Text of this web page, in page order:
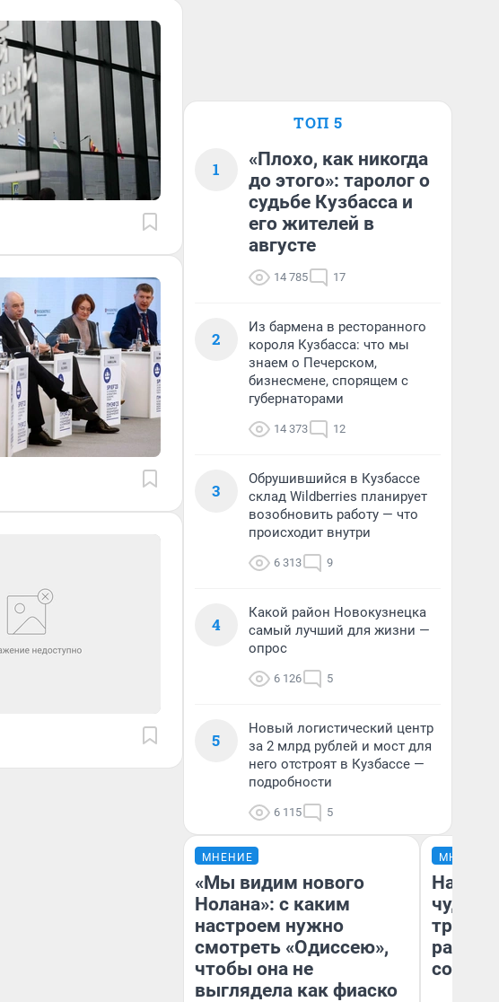
ТОП 5
1
«Плохо, как никогда
до этого»: таролог о
судьбе Кузбасса и
его жителей в
августе
14 785 17
2
Из бармена в ресторанного
короля Кузбасса: что мы
знаем о Печерском,
бизнесмене, спорящем с
губернаторами
14 373 12
3
Обрушившийся в Кузбассе
склад Wildberries планирует
возобновить работу — что
происходит внутри
6 313 9
4
Какой район Новокузнецка
самый лучший для жизни —
опрос
6 126 5
5
Новый логистический центр
за 2 млрд рублей и мост для
него отстроят в Кузбассе —
подробности
6 115 5
МНЕНИЕ
«Мы видим нового
Нолана»: с каким
настроем нужно
смотреть «Одиссею»,
чтобы она не
выглядела как фиаско
МНЕНИЕ
чудом